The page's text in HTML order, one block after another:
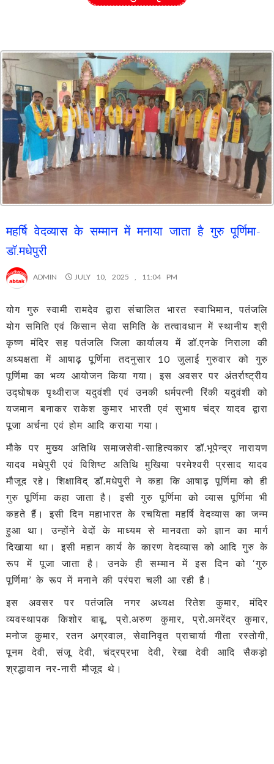
महर्षि वेदव्यास के सम्मान में मनाया जाता है गुरु पूर्णिमा-
डॉ.मधेपुरी
ADMIN JULY 10, 2025 , 11:04 PM
योग गुरु स्वामी रामदेव द्वारा संचालित भारत स्वाभिमान, पतंजलि
योग समिति एवं किसान सेवा समिति के तत्वावधान में स्थानीय श्री
कृष्ण मंदिर सह पतंजलि जिला कार्यालय में डॉ.एनके निराला की
अध्यक्षता में आषाढ़ पूर्णिमा तदनुसार 10 जुलाई गुरुवार को गुरु
पूर्णिमा का भव्य आयोजन किया गया। इस अवसर पर अंतर्राष्ट्रीय
उद्घोषक पृथ्वीराज यदुवंशी एवं उनकी धर्मपत्नी रिंकी यदुवंशी को
यजमान बनाकर राकेश कुमार भारती एवं सुभाष चंद्र यादव द्वारा
पूजा अर्चना एवं होम आदि कराया गया।
मौके पर मुख्य अतिथि समाजसेवी-साहित्यकार डॉ.भूपेन्द्र नारायण
यादव मधेपुरी एवं विशिष्ट अतिथि मुखिया परमेश्वरी प्रसाद यादव
मौजूद रहे। शिक्षाविद् डॉ.मधेपुरी ने कहा कि आषाढ़ पूर्णिमा को ही
गुरु पूर्णिमा कहा जाता है। इसी गुरु पूर्णिमा को व्यास पूर्णिमा भी
कहते हैं। इसी दिन महाभारत के रचयिता महर्षि वेदव्यास का जन्म
हुआ था। उन्होंने वेदों के माध्यम से मानवता को ज्ञान का मार्ग
दिखाया था। इसी महान कार्य के कारण वेदव्यास को आदि गुरु के
रूप में पूजा जाता है। उनके ही सम्मान में इस दिन को ‘गुरु
पूर्णिमा’ के रूप में मनाने की परंपरा चली आ रही है।
इस अवसर पर पतंजलि नगर अध्यक्ष रितेश कुमार, मंदिर
व्यवस्थापक किशोर बाबू, प्रो.अरुण कुमार, प्रो.अमरेंद्र कुमार,
मनोज कुमार, रतन अग्रवाल, सेवानिवृत प्राचार्या गीता रस्तोगी,
पूनम देवी, संजू देवी, चंद्रप्रभा देवी, रेखा देवी आदि सैकड़ो
श्रद्धावान नर-नारी मौजूद थे।